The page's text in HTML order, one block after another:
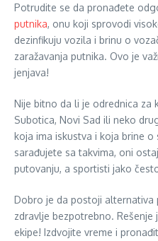
Potrudite se da pronađete
putnika, onu koji sprovodi
dezinfikuju vozila i brinu o
zaražavanja putnika. Ovo je
jenjava!
Nije bitno da li je odrednica za
Subotica, Novi Sad ili neko
koja ima iskustva i koja brine o
sarađujete sa takvima, oni
putovanju, a sportisti jako
Dobro je da postoji alternativa
zdravlje bezpotrebno.
ekipe! Izdvojite vreme i